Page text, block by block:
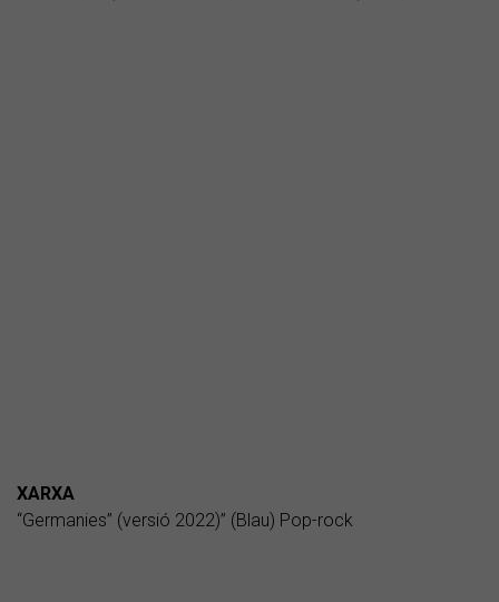
XARXA
“Germanies” (versió 2022)” (Blau) Pop-rock